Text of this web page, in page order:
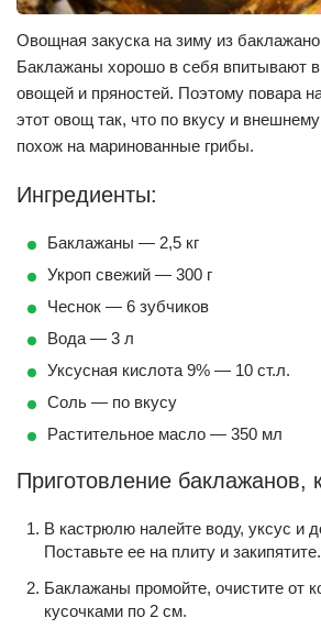
Овощная закуска на зиму из
Баклажаны хорошо в себя впитывают
овощей и пряностей. Поэтому повара
этот овощ так, что по вкусу и
похож на маринованные грибы.
Ингредиенты:
Баклажаны — 2,5 кг
Укроп свежий — 300 г
Чеснок — 6 зубчиков
Вода — 3 л
Уксусная кислота 9% — 10 ст.л.
Соль — по вкусу
Растительное масло — 350 мл
Приготовление баклажанов,
В кастрюлю налейте воду, уксус и
Поставьте ее на плиту и закипятите.
Баклажаны промойте, очистите от
кусочками по 2 см.